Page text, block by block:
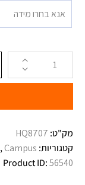
אנא בחרו מידה
מק"ט:
קטגוריות:
,Campus
Product ID:56540